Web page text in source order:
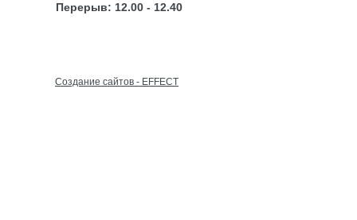
Перерыв: 12.00 - 12.40
Cоздание сайтов - EFFECT